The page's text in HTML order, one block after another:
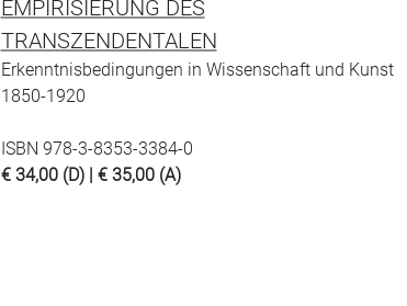
EMPIRISIERUNG DES
TRANSZENDENTALEN
Erkenntnisbedingungen in Wissenschaft und Kunst
1850-1920
ISBN 978-3-8353-3384-0
€ 34,00 (D) | € 35,00 (A)